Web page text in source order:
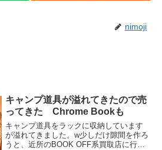
nimoji
キャンプ道具が溢れてきたので売
ってきた Chrome Bookも
キャンプ道具をラックに収納しています
が溢れてきました。w少しだけ隙間を作ろ
うと、近所のBOOK OFF系買取店に行っ